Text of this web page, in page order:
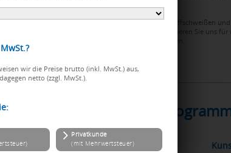
Erfahren Sie mehr über das Kunststoffschweißen
Anwendungsmöglichkeiten. Kontaktieren Sie uns
umfangreiches
ATEX IBC TANK / CONTAINER